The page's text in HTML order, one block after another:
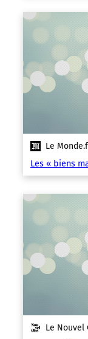
Le
Les « biens
Le Nouvel